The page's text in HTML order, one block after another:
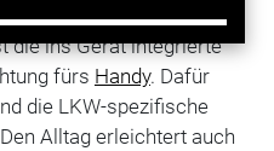
während der Fahrt
die ins Gerät integrierte
fürs Handy. Dafür
die LKW-spezifische
Alltag erleichtert auch